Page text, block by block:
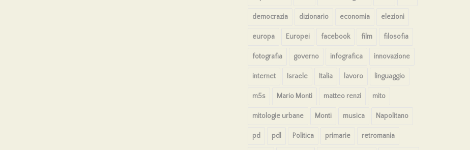
democrazia dizionario economia elezioni
europa Europei facebook film filosofia
fotografia governo infografica innovazione
internet Israele Italia lavoro linguaggio
m5s Mario Monti matteo renzi mito
mitologie urbane Monti musica Napolitano
pd pdl Politica primarie retromania